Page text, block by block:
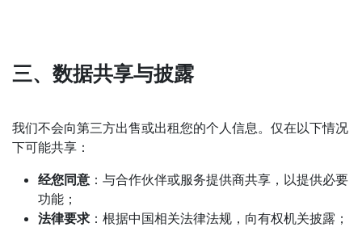
三、数据共享与披露
我们不会向第三方出售或出租您的个人信息。仅在以下情况
下可能共享：
经您同意 ：与合作伙伴或服务提供商共享，以提供必要
功能；
法律要求 ：根据中国相关法律法规，向有权机关披露；